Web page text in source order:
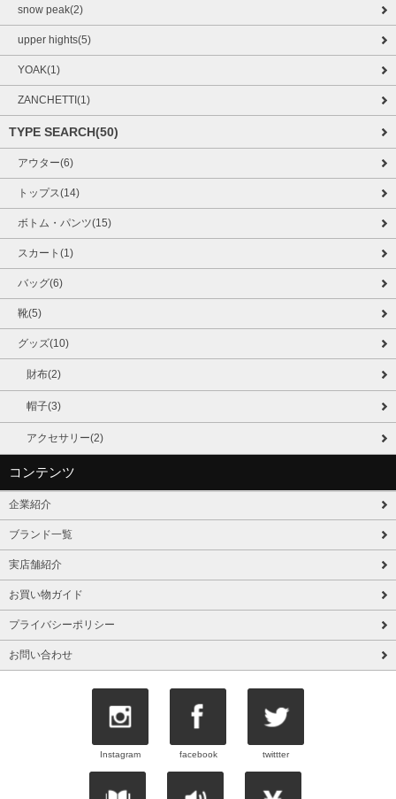
snow peak(2)
upper hights(5)
YOAK(1)
ZANCHETTI(1)
TYPE SEARCH(50)
アウター(6)
トップス(14)
ボトム・パンツ(15)
スカート(1)
バッグ(6)
靴(5)
グッズ(10)
財布(2)
帽子(3)
アクセサリー(2)
コンテンツ
企業紹介
ブランド一覧
実店舗紹介
お買い物ガイド
プライバシーポリシー
お問い合わせ
Instagram facebook twittter